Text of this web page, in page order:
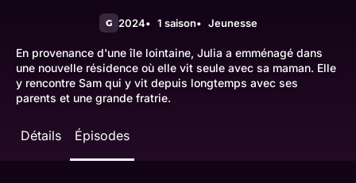
G 2024 1 saison Jeunesse
En provenance d'une île lointaine, Julia a emménagé dans
une nouvelle résidence où elle vit seule avec sa maman. Elle
y rencontre Sam qui y vit depuis longtemps avec ses
parents et une grande fratrie.
Détails Épisodes